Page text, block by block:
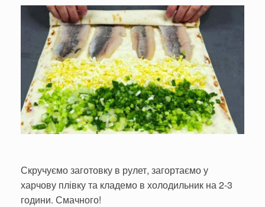
Скручуємо заготовку в рулет, загортаємо у
харчову плівку та кладемо в холодильник на 2-3
години. Смачного!